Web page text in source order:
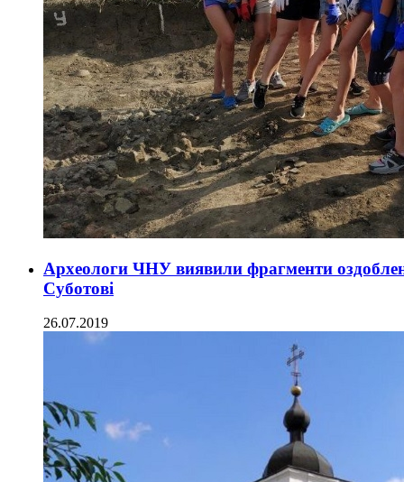
Археологи ЧНУ виявили фрагменти
Суботові
26.07.2019